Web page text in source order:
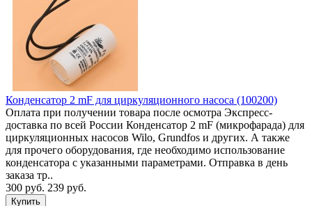
Конденсатор 2 mF для циркуляционного насоса (100200)
Оплата при получении товара после осмотра Экспресс-
доставка по всей России Конденсатор 2 mF (микрофарада) для
циркуляционных насосов Wilo, Grundfos и других. А также
для прочего оборудования, где необходимо использование
конденсатора с указанными параметрами. Отправка в день
заказа тр..
300 руб. 239 руб.